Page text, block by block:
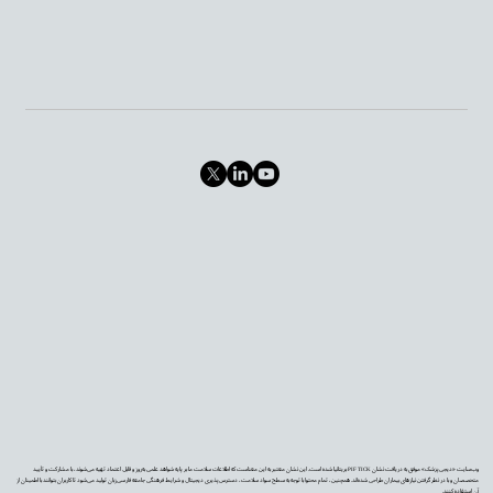
وب‌سایت «دیجی‌پزشک» موفق به دریافت نشان PIF TICK بریتانیا شده است. این نشان معتبر به این معناست که اطلاعات سلامت ما بر پایه شواهد علمی به‌روز و قابل اعتماد تهیه می‌شوند، با مشارکت و تأیید
متخصصان و با در نظر گرفتن نیازهای بیماران طراحی شده‌اند. همچنین، تمام محتوا با توجه به سطح سواد سلامت، دسترس‌پذیری دیجیتال و شرایط فرهنگی جامعه فارسی‌زبان تولید می‌شود تا کاربران بتوانند با اطمینان از